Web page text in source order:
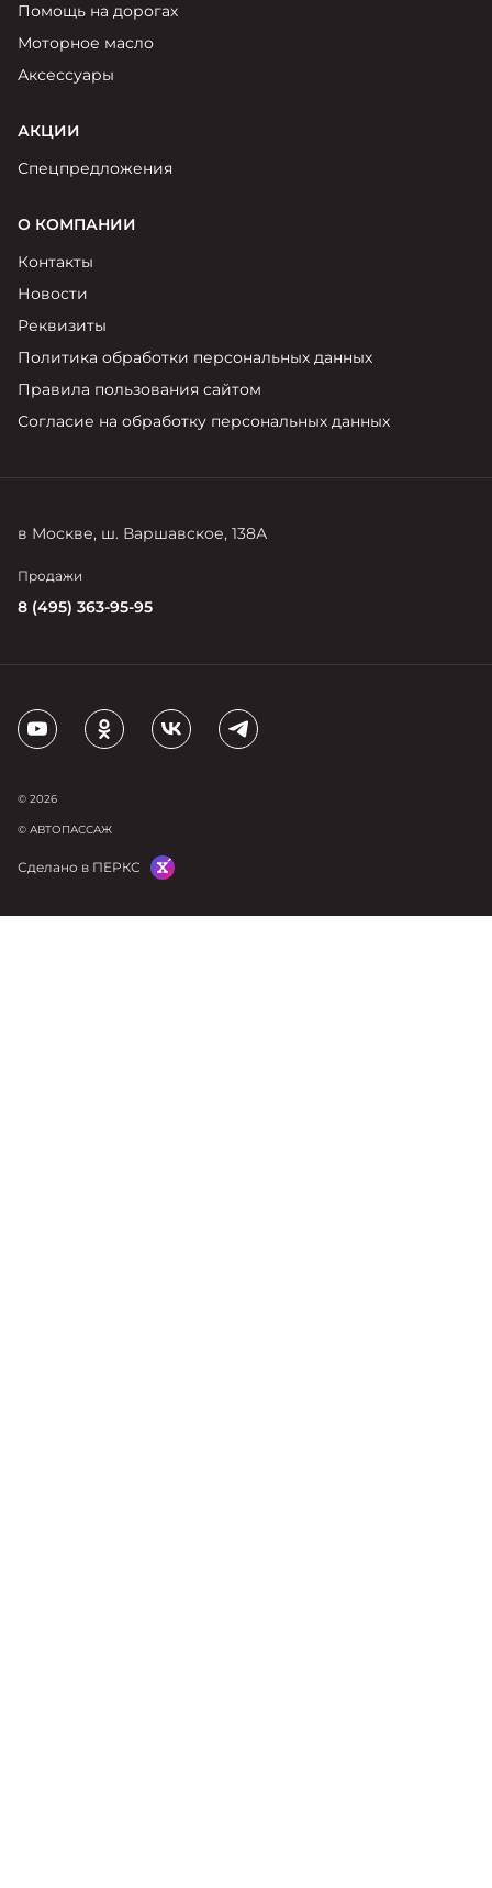
Помощь на дорогах
Моторное масло
Аксессуары
АКЦИИ
Спецпредложения
О КОМПАНИИ
Контакты
Новости
Реквизиты
Политика обработки персональных данных
Правила пользования сайтом
Согласие на обработку персональных данных
в Москве, ш. Варшавское, 138А
Продажи
8 (495) 363-95-95
© 2026
© АВТОПАССАЖ
Сделано в ПЕРКС